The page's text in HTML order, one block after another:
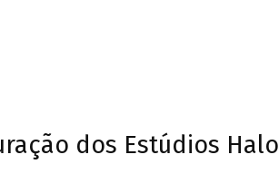
dos Estúdios Halo